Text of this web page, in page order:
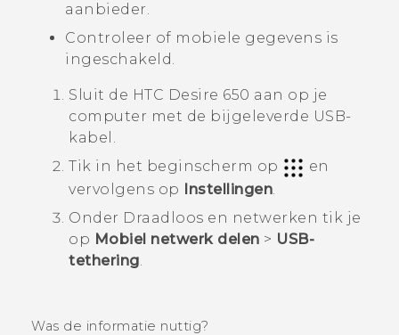
aanbieder.
Controleer of mobiele gegevens is
ingeschakeld.
Sluit de HTC Desire 650 aan op je
computer met de bijgeleverde USB-
kabel.
Tik in het beginscherm op
en
vervolgens op Instellingen
Onder Draadloos en netwerken tik je
op Mobiel netwerk delen > USB-
tethering
Was de informatie nuttig?